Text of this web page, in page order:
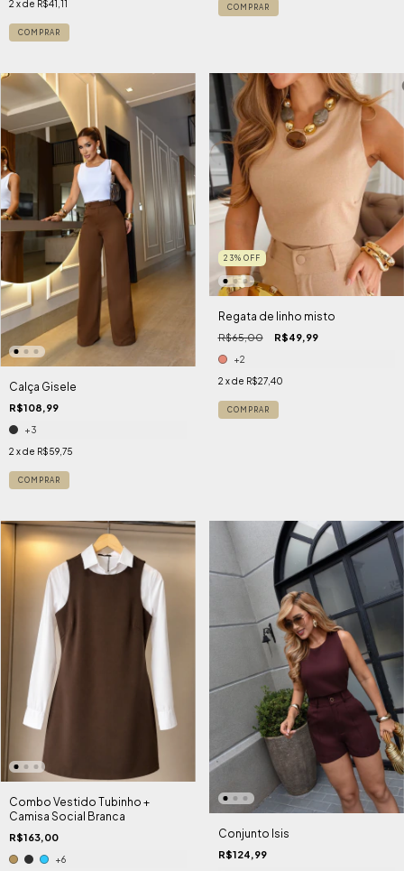
2 x de R$41,11
COMPRAR
COMPRAR
Calça Gisele
R$108,99
+3
2 x de R$59,75
COMPRAR
23% OFF
Regata de linho misto
R$65,00 R$49,99
+2
2 x de R$27,40
COMPRAR
Combo Vestido Tubinho +
Camisa Social Branca
R$163,00
+6
Conjunto Isis
R$124,99